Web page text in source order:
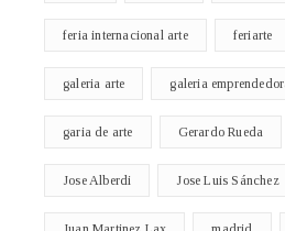
feria internacional arte feriarte
galeria arte galeria
garia de arte Gerardo Rueda
Jose Alberdi Jose Luis Sánchez